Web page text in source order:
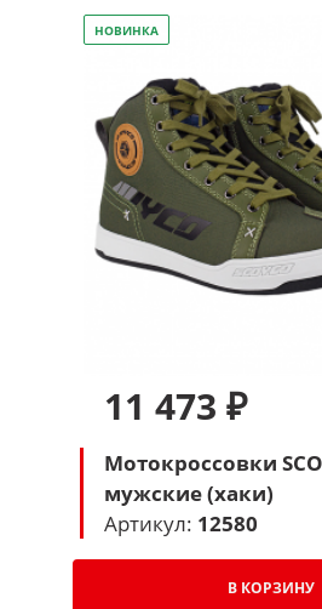
НОВИНКА
11 473 ₽
Мотокроссовки
мужские (хаки)
Артикул: 12580
В КОРЗИНУ